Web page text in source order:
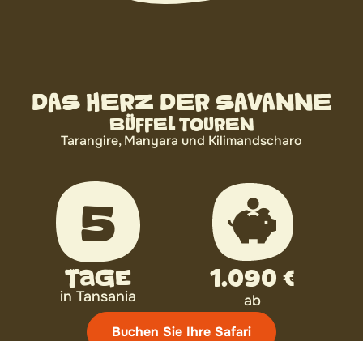
DAS HERZ DER SAVANNE
BÜFFEL TOUREN
Tarangire, Manyara und Kilimandscharo
5
Tage
in Tansania
1.090 €
ab
Buchen Sie Ihre Safari